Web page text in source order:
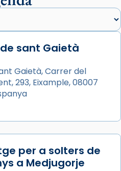
Juliana i
i màrtirs.
de sant Cugat, a
sorgeix la tradició
(“relatiu a Júlia”) i
a Semprònia =
I l’any 1667, el
afirma en una obra
de l’antiga Iluro.
les relíq
sant Gaietà
Gaietà, Carrer del
293, Eixample, 08007
per a solters de
a Medjugorje